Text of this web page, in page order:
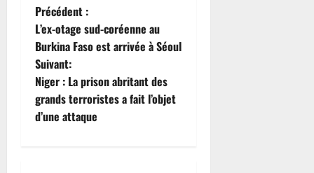
N
a
v
i
Précédent :
L’ex-otage sud-coréenne au
Burkina Faso est arrivée à Séoul
Suivant:
Niger : La prison abritant des
grands terroristes a fait l’objet
d’une attaque